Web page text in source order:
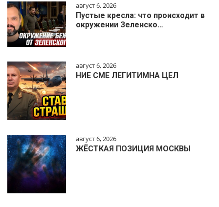
август 6, 2026
Пустые кресла: что происходит в
окружении Зеленско…
август 6, 2026
НИЕ СМЕ ЛЕГИТИМНА ЦЕЛ
август 6, 2026
ЖЁСТКАЯ ПОЗИЦИЯ МОСКВЫ